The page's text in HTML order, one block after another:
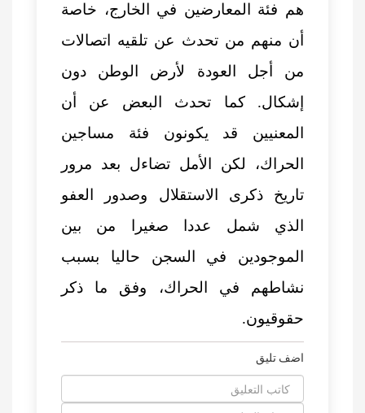
هم فئة المعارضين في الخارج، خاصة
أن منهم من تحدث عن تلقيه اتصالات
من أجل العودة لأرض الوطن دون
إشكال. كما تحدث البعض عن أن
المعنيين قد يكونون فئة مساجين
الحراك، لكن الأمل تضاءل بعد مرور
تاريخ ذكرى الاستقلال وصدور العفو
الذي شمل عددا صغيرا من بين
الموجودين في السجن حاليا بسبب
نشاطهم في الحراك، وفق ما ذكر
حقوقيون.
اضف تليق